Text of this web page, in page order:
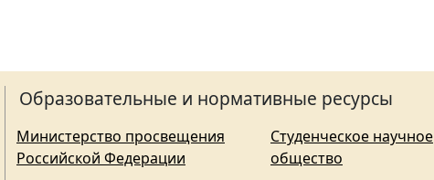
Образовательные и нормативные ресурсы
Министерство просвещения
Российской Федерации
Студенческое научное
общество